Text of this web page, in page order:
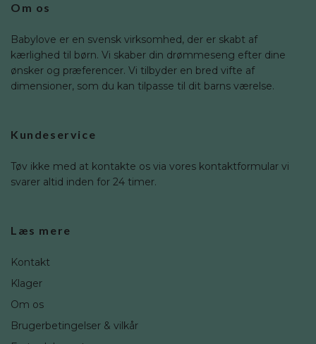
Om os
Babylove er en svensk virksomhed, der er skabt af
kærlighed til børn. Vi skaber din drømmeseng efter dine
ønsker og præferencer. Vi tilbyder en bred vifte af
dimensioner, som du kan tilpasse til dit barns værelse.
Kundeservice
Tøv ikke med at kontakte os via vores kontaktformular vi
svarer altid inden for 24 timer.
Læs mere
Kontakt
Klager
Om os
Brugerbetingelser & vilkår